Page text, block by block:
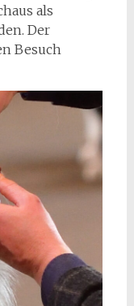
als
Der
Besuch